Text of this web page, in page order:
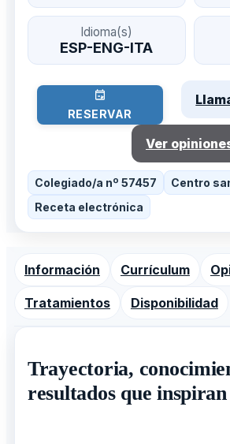
Idioma(s)
ESP-ENG-ITA
RESERVAR
Ver
Colegiado/a nº 57457
Centro
Receta electrónica
Información Currículum
Tratamientos Disponibilidad
Trayectoria,
resultados que